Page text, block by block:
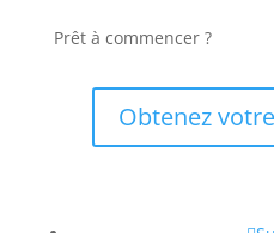
Prêt à commencer ?
Obtenez